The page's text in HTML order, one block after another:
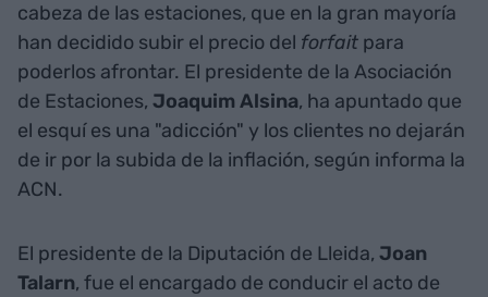
cabeza de las estaciones, que en la gran mayoría
han decidido subir el precio del forfait para
poderlos afrontar. El presidente de la Asociación
de Estaciones, Joaquim Alsina, ha apuntado que
el esquí es una "adicción" y los clientes no dejarán
de ir por la subida de la inflación, según informa la
ACN.
El presidente de la Diputación de Lleida, Joan
Talarn, fue el encargado de conducir el acto de